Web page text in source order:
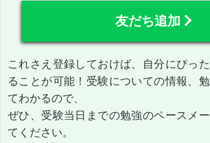
友だち追加
これさえ登録しておけば、自分にぴっ
ることが可能！受験についての情報、
てわかるので、
ぜひ、受験当日までの勉強のペースメ
てください。